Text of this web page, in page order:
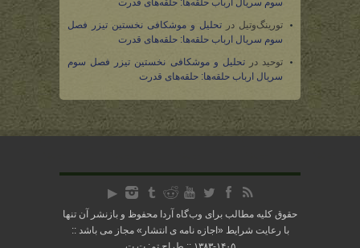
سوم سریال ارباب حلقه‌ها: حلقه‌های قدرت
تورینگ‌وتیل در تحلیل و موشکافی نخستین تیزر فصل
سوم سریال ارباب حلقه‌ها: حلقه‌های قدرت
توحید درتحلیل و موشکافی نخستین تیزر فصل سوم
سریال ارباب حلقه‌ها: حلقه‌های قدرت
حقوق کلیه مطالب برای وب‌گاه آردا محفوظ و بازنشر آن تنها
با رعایت شرایط « اجازه نامه ی انتشار » مجاز می باشد ::